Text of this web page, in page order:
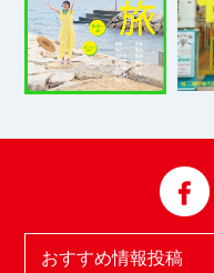
おすすめ情報投稿